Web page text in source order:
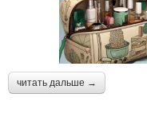
читать дальше →